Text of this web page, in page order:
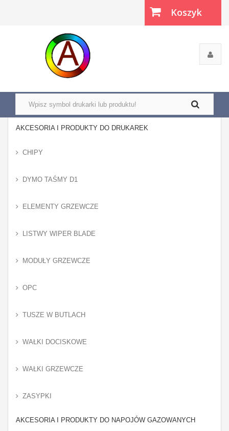
Koszyk
AKCESORIA I PRODUKTY DO DRUKAREK
CHIPY
DYMO TAŚMY D1
ELEMENTY GRZEWCZE
LISTWY WIPER BLADE
MODUŁY GRZEWCZE
OPC
TUSZE W BUTLACH
WAŁKI DOCISKOWE
WAŁKI GRZEWCZE
ZASYPKI
AKCESORIA I PRODUKTY DO NAPOJÓW GAZOWANYCH